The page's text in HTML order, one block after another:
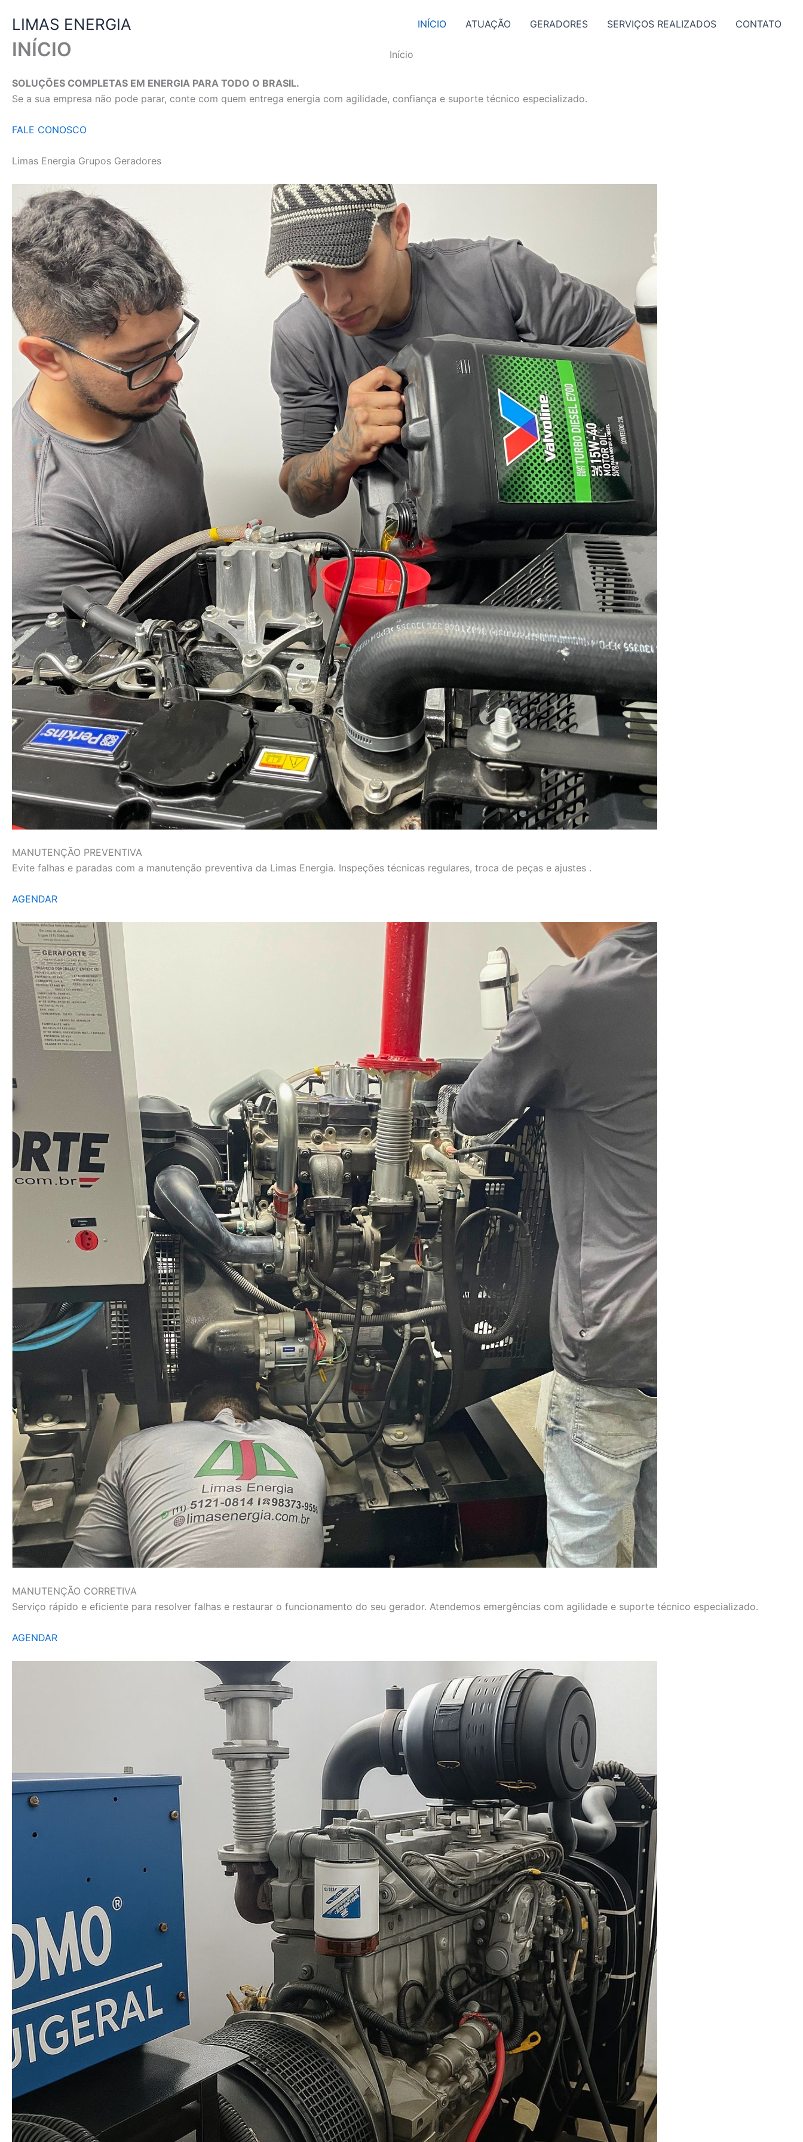
conteúdo
LIMAS ENERGIA INÍCIO ATUAÇÃO GERADORES SERVIÇOS REALIZADOS CONTATO
Início
INÍCIO
SOLUÇÕES COMPLETAS EM ENERGIA PARA TODO O BRASIL.
Se a sua empresa não pode parar, conte com quem entrega energia com agilidade, confiança e suporte técnico especializado.
FALE CONOSCO
Limas Energia Grupos Geradores
MANUTENÇÃO PREVENTIVA
Evite falhas e paradas com a manutenção preventiva da Limas Energia. Inspeções técnicas regulares, troca de peças e ajustes .
AGENDAR
MANUTENÇÃO CORRETIVA
Serviço rápido e eficiente para resolver falhas e restaurar o funcionamento do seu gerador. Atendemos emergências com agilidade e suporte técnico especializado.
AGENDAR